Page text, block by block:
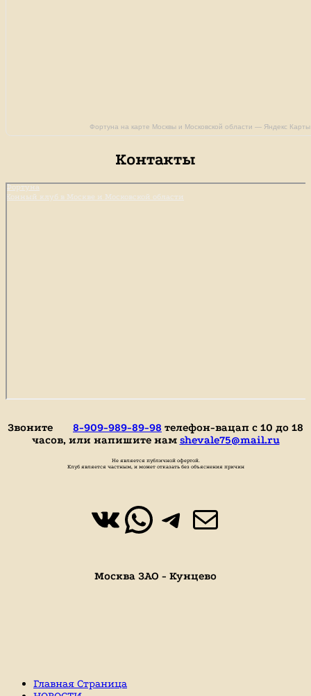
Фортуна на карте Москвы и Московской области — Яндекс Карты
Контакты
Фортуна
Конный клуб в Москве и Московской области
Звоните 8-909-989-89-98 телефон-вацап с 10 до 18
часов, или напишите нам shevale75@mail.ru
Не является публичной офертой.
Клуб является частным, и может отказать без объяснения причин
ВКонтакте
WhatsApp
https://
Почта
Москва ЗАО - Кунцево
Главная Страница